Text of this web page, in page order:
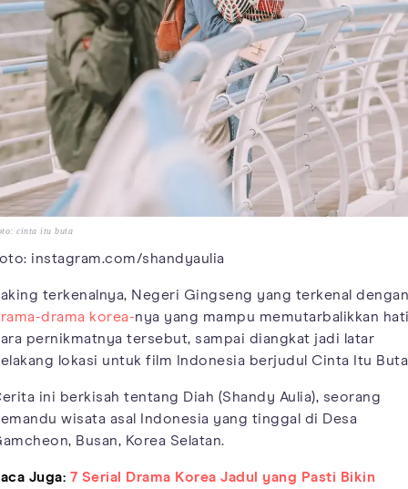
cinta itu buta
instagram.com/shandyaulia
terkenalnya, Negeri Gingseng yang terkenal dengan
drama korea-nya yang mampu memutarbalikkan
pernikmatnya tersebut, sampai diangkat jadi latar
lokasi untuk film Indonesia berjudul Cinta Itu
ini berkisah tentang Diah (Shandy Aulia), seorang
wisata asal Indonesia yang tinggal di Desa
Busan, Korea Selatan.
Juga: 7 Serial Drama Korea Jadul yang Pasti Bikin